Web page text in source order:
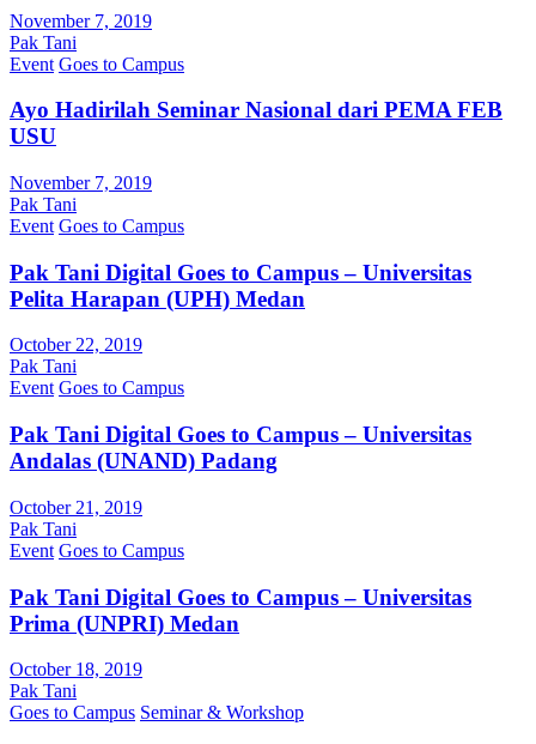
November 7, 2019
Pak Tani
Event Goes to Campus
Ayo Hadirilah Seminar Nasional dari PEMA FEB
USU
November 7, 2019
Pak Tani
Event Goes to Campus
Pak Tani Digital Goes to Campus – Universitas
Pelita Harapan (UPH) Medan
October 22, 2019
Pak Tani
Event Goes to Campus
Pak Tani Digital Goes to Campus – Universitas
Andalas (UNAND) Padang
October 21, 2019
Pak Tani
Event Goes to Campus
Pak Tani Digital Goes to Campus – Universitas
Prima (UNPRI) Medan
October 18, 2019
Pak Tani
Goes to Campus Seminar & Workshop